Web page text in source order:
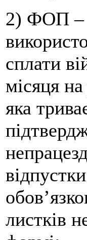
2) ФОП –
сплати
місяця
яка
листків